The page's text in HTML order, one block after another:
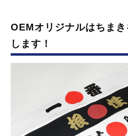
ー
OEMオリジナルはちま
します！